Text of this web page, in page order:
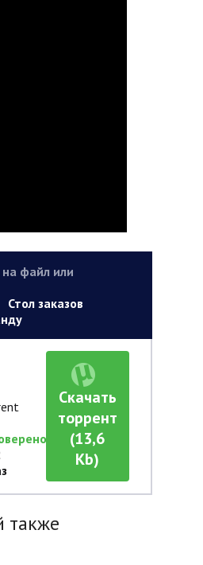
файл или
Стол заказов
Скачать
торрент
(13,6
Kb)
также